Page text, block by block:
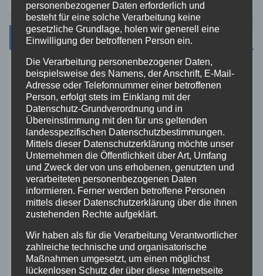
Archiv
August 2026
Juli 2026
Juni 2026
Mai 2026
April 2026
Februar 2026
personenbezogener Daten erforderlich und
besteht für eine solche Verarbeitung keine
gesetzliche Grundlage, holen wir generell eine
Einwilligung der betroffenen Person ein.
Die Verarbeitung personenbezogener Daten,
beispielsweise des Namens, der Anschrift, E-Mail-
Adresse oder Telefonnummer einer betroffenen
Person, erfolgt stets im Einklang mit der
Datenschutz-Grundverordnung und in
Übereinstimmung mit den für uns geltenden
landesspezifischen Datenschutzbestimmungen.
Mittels dieser Datenschutzerklärung möchte unser
Unternehmen die Öffentlichkeit über Art, Umfang
und Zweck der von uns erhobenen, genutzten und
verarbeiteten personenbezogenen Daten
informieren. Ferner werden betroffene Personen
mittels dieser Datenschutzerklärung über die ihnen
zustehenden Rechte aufgeklärt.
Wir haben als für die Verarbeitung Verantwortlicher
zahlreiche technische und organisatorische
Maßnahmen umgesetzt, um einen möglichst
lückenlosen Schutz der über diese Internetseite